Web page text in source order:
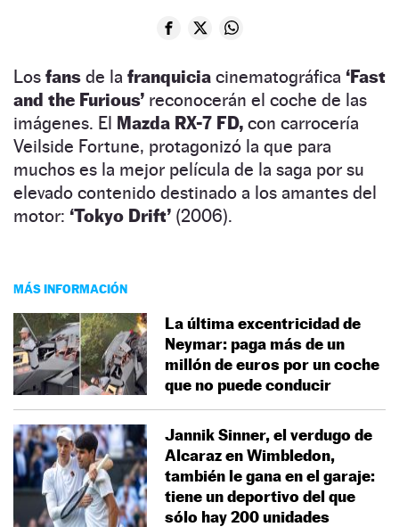
Los fans de la franquicia cinematográfica ‘Fast
and the Furious’ reconocerán el coche de las
imágenes. El Mazda RX-7 FD, con carrocería
Veilside Fortune, protagonizó la que para
muchos es la mejor película de la saga por su
elevado contenido destinado a los amantes del
motor: ‘Tokyo Drift’ (2006).
MÁS INFORMACIÓN
La última excentricidad de
Neymar: paga más de un
millón de euros por un coche
que no puede conducir
Jannik Sinner, el verdugo de
Alcaraz en Wimbledon,
también le gana en el garaje:
tiene un deportivo del que
sólo hay 200 unidades